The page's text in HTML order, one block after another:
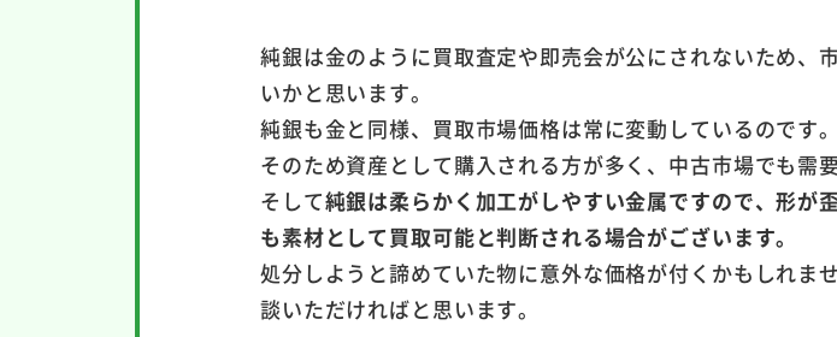
純銀は金のように買取査定や即売会が公にされないため、
いかと思います。
純銀も金と同様、買取市場価格は常に変動しているのです。
そのため資産として購入される方が多く、中古市場でも需
そして純銀は柔らかく加工がしやすい金属ですので、形が
も素材として買取可能と判断される場合がございます。
処分しようと諦めていた物に意外な価格が付くかもしれま
談いただければと思います。